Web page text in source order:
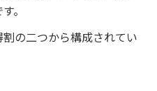
。
の二つから構成されてい